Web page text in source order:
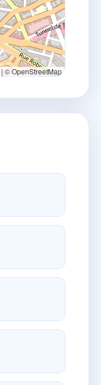
| © OpenStreetMap